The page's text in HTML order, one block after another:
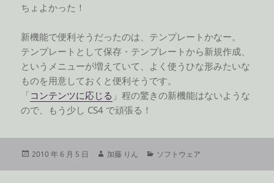
ちょよかった！
新機能で便利そうだったのは、テンプレートかなー。
テンプレートとして保存・テンプレートから新規作成、
というメニューが増えていて、よく使うひな形みたいな
ものを用意しておくと便利そうです。
「 コンテンツに応じる 」程の驚きの新機能はないような
ので、もう少し CS4 で頑張る！
投
2010 年 6 月 5 日
作
加藤 りん
カ
ソフトウェア